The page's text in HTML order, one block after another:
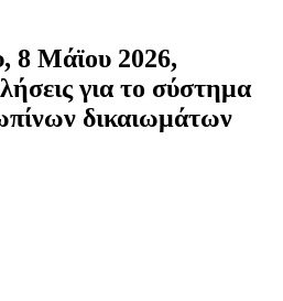
8 Μάϊου 2026,
για το σύστημα
δικαιωμάτων